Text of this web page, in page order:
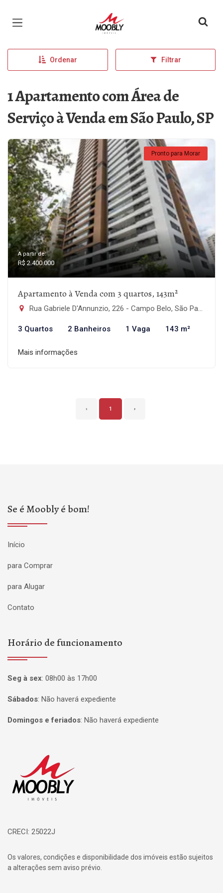
Página inicial
Ordenar Filtrar
1 Apartamento com Área de
Serviço à Venda em São Paulo, SP
Pronto para Morar
A partir de:
R$ 2.400.000
Apartamento à Venda com 3 quartos, 143m²
Rua Gabriele D'Annunzio, 226 - Campo Belo, São Paulo-SP
3 Quartos 2 Banheiros 1 Vaga 143 m²
Mais informações
‹ 1 ›
Se é Moobly é bom!
Início
para Comprar
para Alugar
Contato
Horário de funcionamento
Seg à sex: 08h00 às 17h00
Sábados: Não haverá expediente
Domingos e feriados: Não haverá expediente
CRECI: 25022J
Os valores, condições e disponibilidade dos imóveis estão sujeitos
a alterações sem aviso prévio.